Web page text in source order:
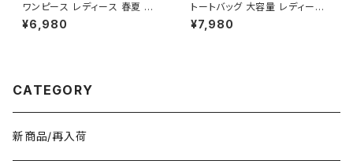
ワンピース レディース 春夏 秋
冬 春 夏 秋 冬 長袖 黒ワンピー
ス カシュクールワンピース ミデ
ワンピ ブラック 体型カバー 大
40代 K-O0010
¥6,980
トートバッグ 大容量 レディース
フェイクレザー 無地 シンプル
バッグ A4対応 ママバッグ 通勤
¥7,980
CATEGORY
新商品/再入荷